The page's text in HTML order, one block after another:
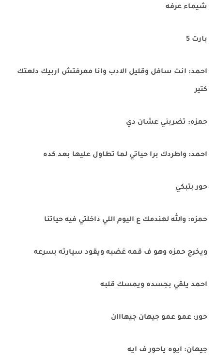
شيماء عرفه
بارت 5
احمد: انت سافل وقليل الادب وانا معرفتش اربيك دلعتك
كتير
حمزه: تضربني عشان دي
احمد: واطردك برا حياتي لما تطاول عليها بعد كده
حور بتبكي
حمزه: والله لهندمك ع اليوم اللي داخلتي فيه حياتنا
ويخرج حمزه وهو ف قمه غضبه ويقود سيارته بسرعه
احمد يلقي بجسده ويمسك قلبه
حور: عمو عمو جيهان جيهااان
جيهان: ايوه ياحور ف ايه